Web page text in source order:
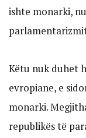
ishte monarki,
Këtu nuk duhet
evropiane, e
monarki.
republikës të